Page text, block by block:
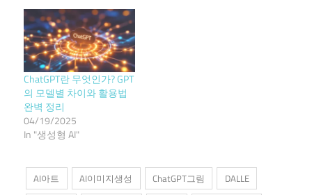
ChatGPT란 무엇인가? GPT
의 모델별 차이와 활용법
완벽 정리
04/19/2025
In "생성형 AI"
AI아트 AI이미지생성 ChatGPT그림
DALLE